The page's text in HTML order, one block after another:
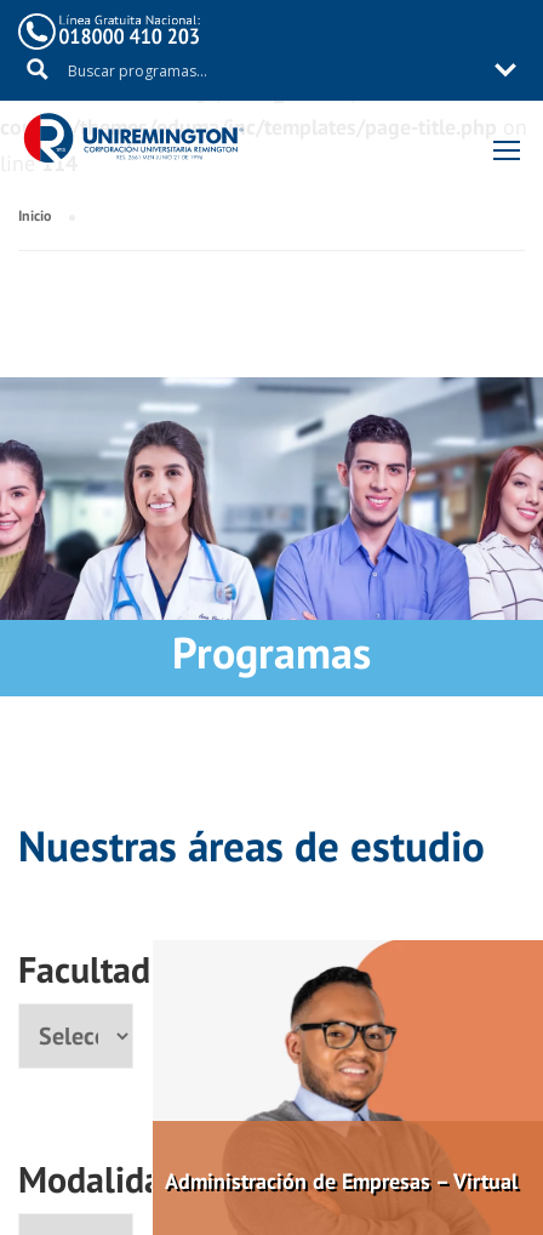
Warning
: Trying to access array offset on value of type
content/themes/eduma/inc/templates/page-title.php
line114
Inicio
Programas
Nuestras áreas de estudio
Facultad
ModalidadAdministración de Empresas – Virtual